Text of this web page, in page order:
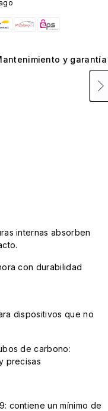
y garantía
internas absorben
con durabilidad
dispositivos que no
de carbono:
precisas
contiene un mínimo de